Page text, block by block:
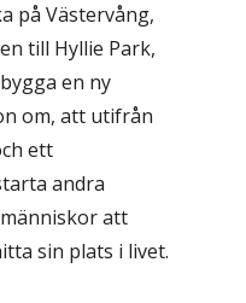
på Västervång,
till Hyllie Park,
en ny
om, att utifrån
ett
andra
att
sin plats i livet.